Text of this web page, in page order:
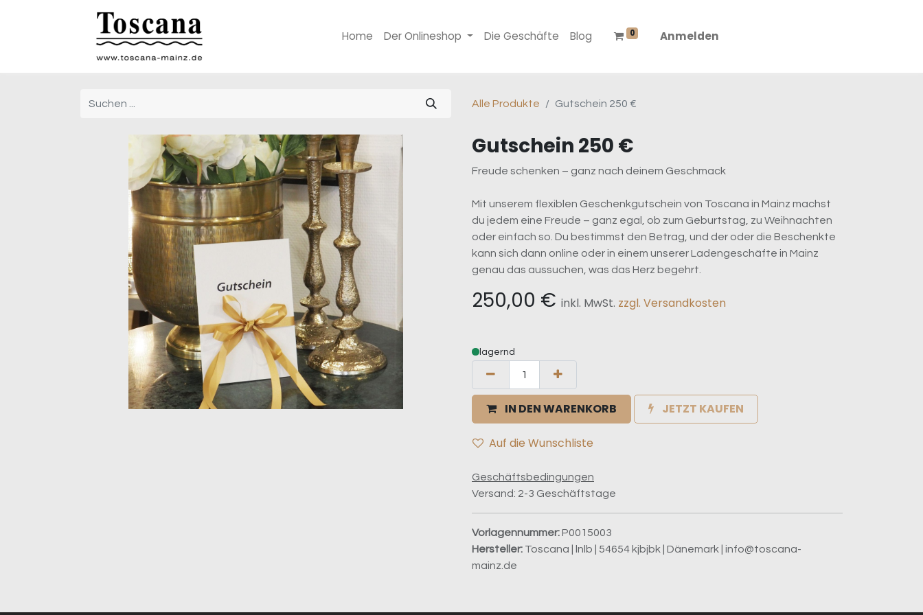
Home Der Onlineshop Die Geschäfte Blog 0 Anmelden
Alle Produkte Gutschein 250 €
Gutschein 250 €
Freude schenken – ganz nach deinem Geschmack
Mit unserem flexiblen Geschenkgutschein von Toscana in Mainz machst
du jedem eine Freude – ganz egal, ob zum Geburtstag, zu Weihnachten
oder einfach so. Du bestimmst den Betrag, und der oder die Beschenkte
kann sich dann online oder in einem unserer Ladengeschäfte in Mainz
genau das aussuchen, was das Herz begehrt.
250,00 € inkl. MwSt. zzgl. Versandkosten
lagernd
IN DEN WARENKORB JETZT KAUFEN
Auf die Wunschliste
Geschäftsbedingungen
Versand: 2-3 Geschäftstage
Vorlagennummer:P0015003
Hersteller: Toscana | lnlb | 54654 kjbjbk | Dänemark | info@toscana-
mainz.de